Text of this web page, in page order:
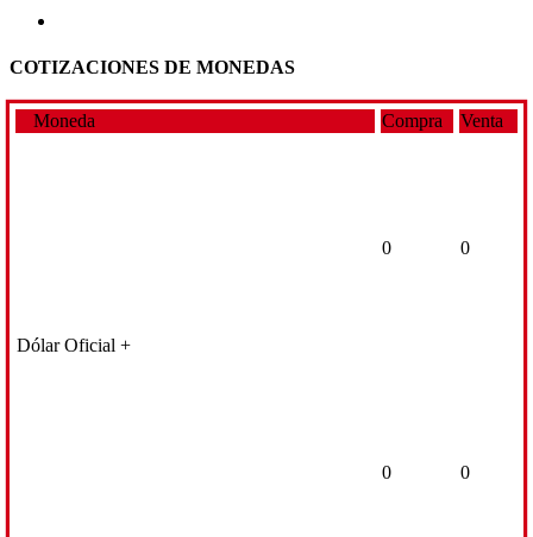
COTIZACIONES DE MONEDAS
Moneda Compra Venta
Dólar Oficial +
0 0
0 0